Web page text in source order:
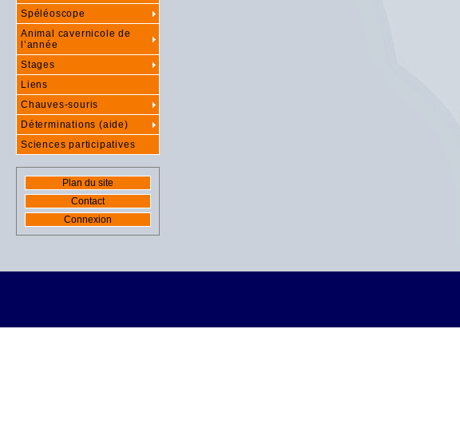
Spéléoscope
Animal cavernicole de
l’année
Stages
Liens
Chauves-souris
Déterminations (aide)
Sciences participatives
Plan du site
Contact
Connexion